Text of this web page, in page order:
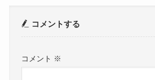
コメントする
コメント ※